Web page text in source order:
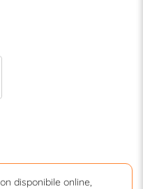
disponibile online,